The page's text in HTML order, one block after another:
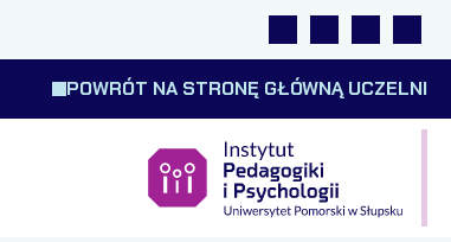
Linki Wyszukiwarka
Tłumacz
POWRÓT NA STRONĘ GŁÓWNĄ UCZELNI